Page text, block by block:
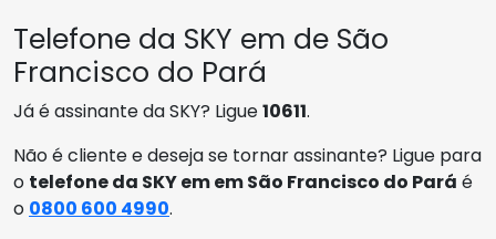
Telefone da SKY em de São
Francisco do Pará
Já é assinante da SKY? Ligue10611.
Não é cliente e deseja se tornar assinante? Ligue para
o telefone da SKY em em São Francisco do Pará é
o 0800 600 4990.